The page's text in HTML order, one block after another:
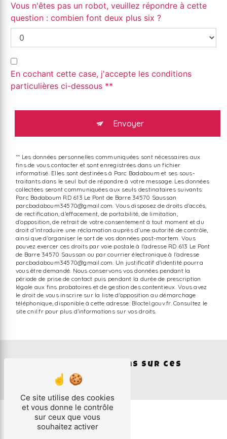
Vous n'êtes pas un robot, veuillez répondre à cette
question : combien font deux plus six ?
En cochant cette case, j'accepte les conditions
particulières ci-dessous **
Envoyer
** Les données personnelles communiquées sont nécessaires aux
fins de vous contacter et sont enregistrées dans un fichier
informatisé. Elles sont destinées à Parc Badaboum et ses sous-
traitants dans le seul but de répondre à votre message. Les données
collectées seront communiquées aux seuls destinataires suivants:
Parc Badaboum RD 613 Le Pont de Barre 34570 Saussan
parcbadaboum34570@gmail.com. Vous disposez de droits d’accès,
de rectification, d’effacement, de portabilité, de limitation,
d’opposition, de retrait de votre consentement à tout moment et du
droit d’introduire une réclamation auprès d’une autorité de contrôle,
ainsi que d’organiser le sort de vos données post-mortem. Vous
pouvez exercer ces droits par voie postale à l'adresse RD 613 Le Pont
de Barre 34570 Saussan ou par courrier électronique à l'adresse
parcbadaboum34570@gmail.com. Un justificatif d'identité pourra
vous être demandé. Nous conservons vos données pendant la
période de prise de contact puis pendant la durée de prescription
légale aux fins probatoires et de gestion des contentieux. Vous avez
le droit de vous inscrire sur la liste d'opposition au démarchage
téléphonique, disponible à cette adresse: Bloctel.gouv.fr. Consultez le
site cnil.fr pour plus d’informations sur vos droits.
Nos interventions sur ces
villes
Ce site utilise des cookies
et vous donne le contrôle
sur ceux que vous
souhaitez activer